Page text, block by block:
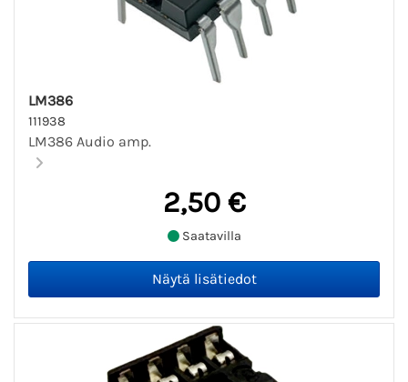
LM386
111938
LM386 Audio amp.
2,50 €
Saatavilla